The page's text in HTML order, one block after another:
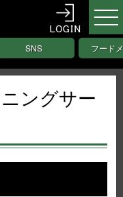
SNS フード
ングサー